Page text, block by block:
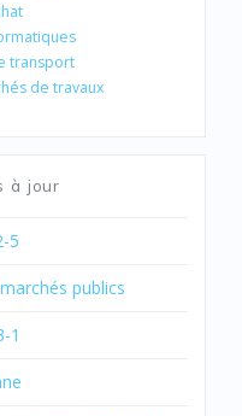
transport
de travaux
à jour
5
publics
1